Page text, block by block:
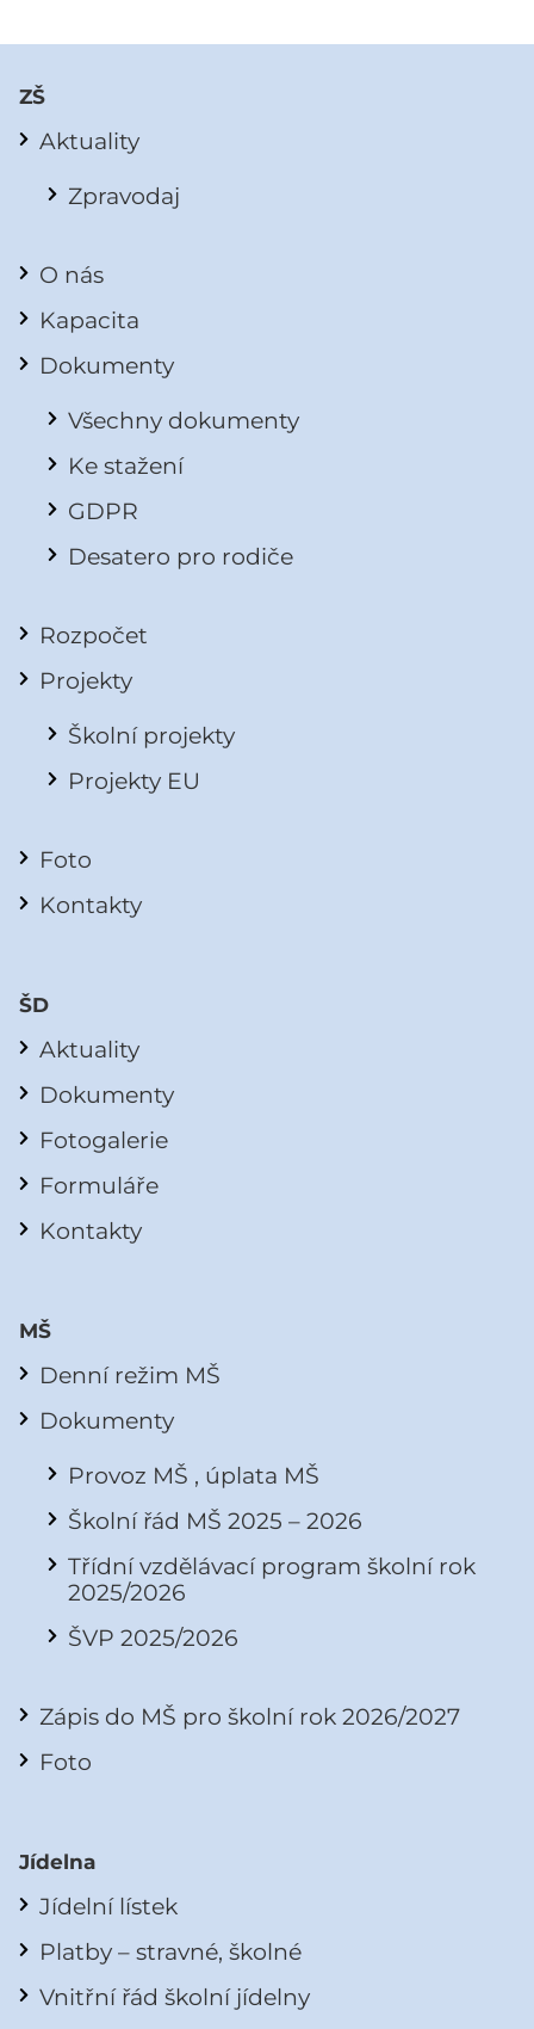
ZŠ
Aktuality
Zpravodaj
O nás
Kapacita
Dokumenty
Všechny dokumenty
Ke stažení
GDPR
Desatero pro rodiče
Rozpočet
Projekty
Školní projekty
Projekty EU
Foto
Kontakty
ŠD
Aktuality
Dokumenty
Fotogalerie
Formuláře
Kontakty
MŠ
Denní režim MŠ
Dokumenty
Provoz MŠ , úplata MŠ
Školní řád MŠ 2025 – 2026
Třídní vzdělávací program školní rok
2025/2026
ŠVP 2025/2026
Zápis do MŠ pro školní rok 2026/2027
Foto
Jídelna
Jídelní lístek
Platby – stravné, školné
Vnitřní řád školní jídelny